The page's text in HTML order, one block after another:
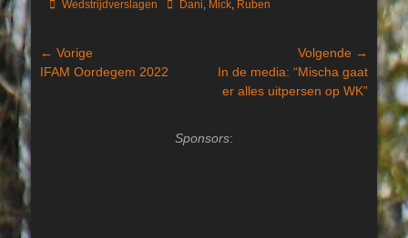
Categorieën
Wedstrijdverslagen TagsDani, Mick, Ruben
Bericht
navigatie
← Vorige
Vorig
IFAM Oordegem 2022
Volgende →
Volgend
bericht:
In de media: “Mischa gaat
er alles uitpersen op WK”
Sponsors: